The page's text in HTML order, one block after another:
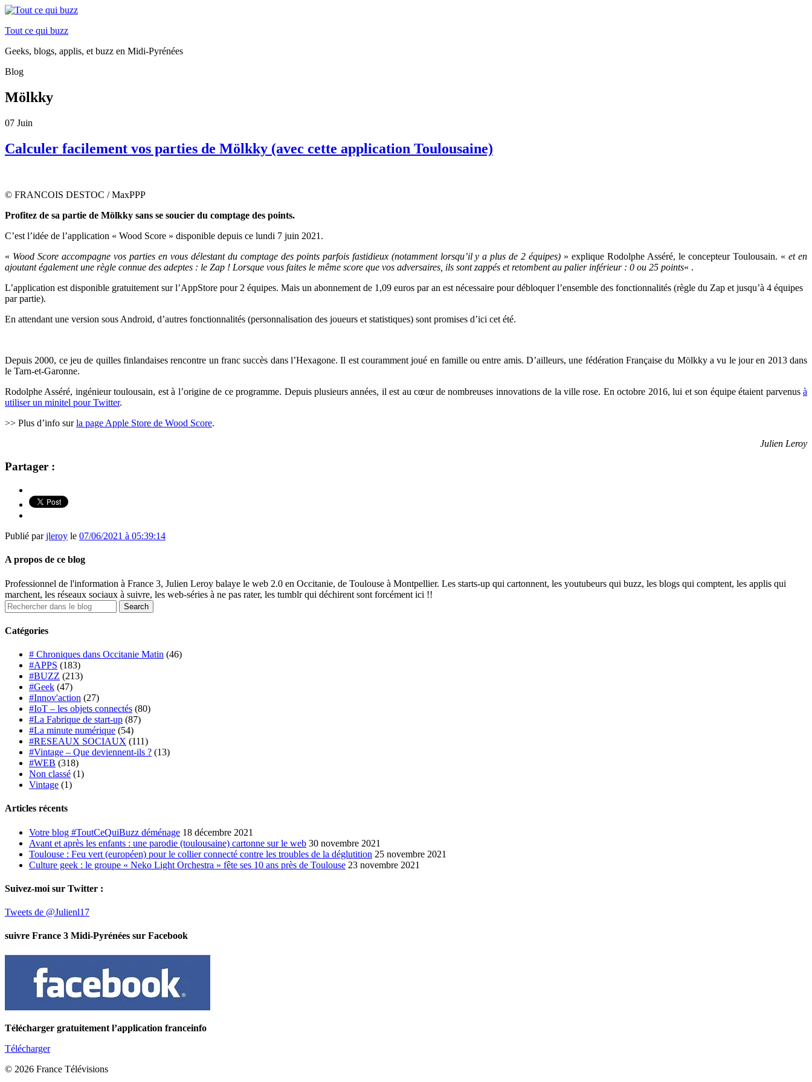
Tout ce qui buzz
Geeks, blogs, applis, et buzz en Midi-Pyrénées
Blog
Mölkky
07 Juin
Calculer facilement vos parties de Mölkky (avec cette application Toulousaine)
© FRANCOIS DESTOC / MaxPPP
Profitez de sa partie de Mölkky sans se soucier du comptage des points.
C’est l’idée de l’application « Wood Score » disponible depuis ce lundi 7 juin 2021.
« Wood Score accompagne vos parties en vous délestant du comptage des points parfois fastidieux (notamment lorsqu’il y a plus de 2 équipes) » explique Rodolphe Asséré, le concepteur Toulousain. «et en
ajoutant également une règle connue des adeptes : le Zap ! Lorsque vous faites le même score que vos adversaires, ils sont zappés et retombent au palier inférieur : 0 ou 25 points« .
L’application est disponible gratuitement sur l’AppStore pour 2 équipes. Mais un abonnement de 1,09 euros par an est nécessaire pour débloquer l’ensemble des fonctionnalités (règle du Zap et jusqu’à 4 équipes
par partie).
En attendant une version sous Android, d’autres fonctionnalités (personnalisation des joueurs et statistiques) sont promises d’ici cet été.
Depuis 2000, ce jeu de quilles finlandaises rencontre un franc succès dans l’Hexagone. Il est couramment joué en famille ou entre amis. D’ailleurs, une fédération Française du Mölkky a vu le jour en 2013 dans
le Tarn-et-Garonne.
Rodolphe Asséré, ingénieur toulousain, est à l’origine de ce programme. Depuis plusieurs années, il est au cœur de nombreuses innovations de la ville rose. En octobre 2016, lui et son équipe étaient parvenus à
utiliser un minitel pour Twitter.
>> Plus d’info surla page Apple Store de Wood Score.
Julien Leroy
Partager :
Publié parjleroy le 07/06/2021 à 05:39:14
A propos de ce blog
Professionnel de l'information à France 3, Julien Leroy balaye le web 2.0 en Occitanie, de Toulouse à Montpellier. Les starts-up qui cartonnent, les youtubeurs qui buzz, les blogs qui comptent, les applis qui
marchent, les réseaux sociaux à suivre, les web-séries à ne pas rater, les tumblr qui déchirent sont forcément ici !!
Catégories
# Chroniques dans Occitanie Matin (46)
#APPS (183)
#BUZZ (213)
#Geek (47)
#Innov'action (27)
#IoT – les objets connectés (80)
#La Fabrique de start-up (87)
#La minute numérique (54)
#RESEAUX SOCIAUX (111)
#Vintage – Que deviennent-ils ? (13)
#WEB (318)
Non classé (1)
Vintage (1)
Articles récents
Votre blog #ToutCeQuiBuzz déménage 18 décembre 2021
Avant et après les enfants : une parodie (toulousaine) cartonne sur le web 30 novembre 2021
Toulouse : Feu vert (européen) pour le collier connecté contre les troubles de la déglutition 25 novembre 2021
Culture geek : le groupe « Neko Light Orchestra » fête ses 10 ans près de Toulouse 23 novembre 2021
Suivez-moi sur Twitter :
Tweets de @Julienl17
suivre France 3 Midi-Pyrénées sur Facebook
Télécharger gratuitement l’application franceinfo
Télécharger
© 2026 France Télévisions